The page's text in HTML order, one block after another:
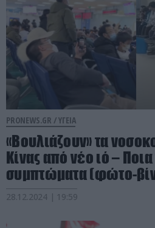
PRONEWS.GR /ΥΓΕΙΑ
«Βουλιάζουν» τα
Κίνας από νέο ιό – Ποια
συμπτώματα (φώτο-
28.12.2024 | 19:59